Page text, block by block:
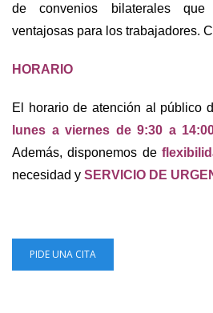
de convenios bilaterales que
ventajosas para los trabajadores.
HORARIO
El horario de atención al público
lunes a viernes de 9:30 a
Además, disponemos de
necesidad y SERVICIO DE
PIDE UNA CITA